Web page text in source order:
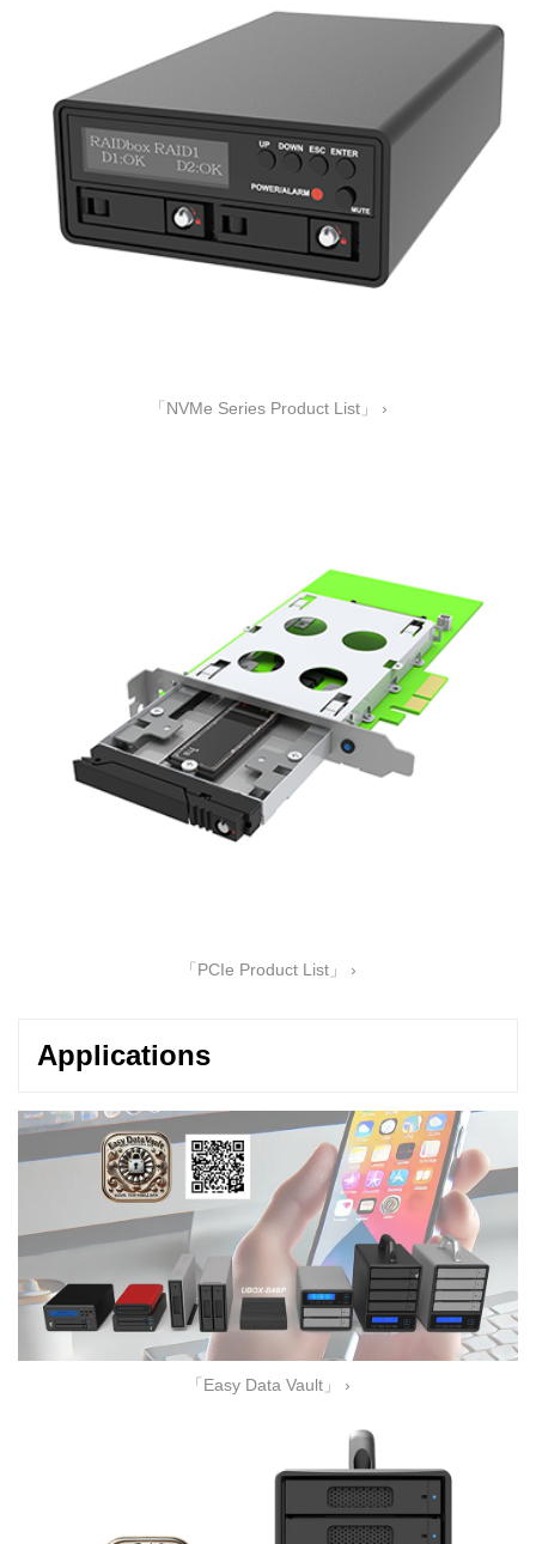
「NVMe Series Product List」 ›
「PCIe Product List」 ›
Applications
「Easy Data Vault」 ›